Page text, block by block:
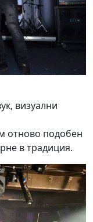
визуални
отново подобен
в традиция.